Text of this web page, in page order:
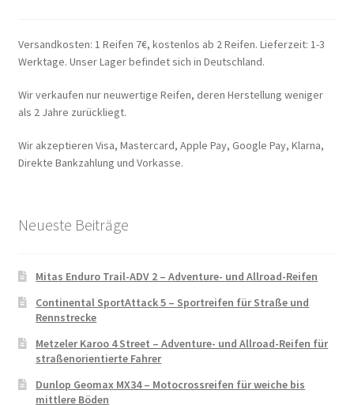
Versandkosten: 1 Reifen 7€, kostenlos ab 2 Reifen. Lieferzeit: 1-3
Werktage. Unser Lager befindet sich in Deutschland.
Wir verkaufen nur neuwertige Reifen, deren Herstellung weniger
als 2 Jahre zurückliegt.
Wir akzeptieren Visa, Mastercard, Apple Pay, Google Pay, Klarna,
Direkte Bankzahlung und Vorkasse.
Neueste Beiträge
Mitas Enduro Trail-ADV 2 – Adventure- und Allroad-Reifen
Continental SportAttack 5 – Sportreifen für Straße und
Rennstrecke
Metzeler Karoo 4 Street – Adventure- und Allroad-Reifen für
straßenorientierte Fahrer
Dunlop Geomax MX34 – Motocrossreifen für weiche bis
mittlere Böden